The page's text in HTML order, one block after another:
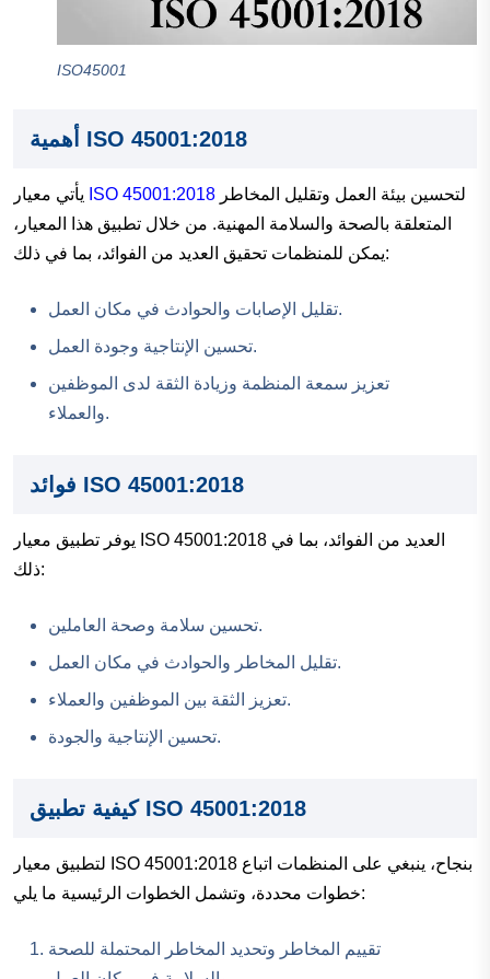
ISO45001
أهمية ISO 45001:2018
ISO 45001:2018
المتعلقة بالصحة والسلامة المهنية. من خلال تطبيق هذا المعيار،
يمكن للمنظمات تحقيق العديد من الفوائد، بما في ذلك:
تقليل الإصابات والحوادث في مكان العمل.
تحسين الإنتاجية وجودة العمل.
تعزيز سمعة المنظمة وزيادة الثقة لدى الموظفين
والعملاء.
فوائد ISO 45001:2018
يوفر تطبيق معيار ISO 45001:2018 العديد من الفوائد، بما في
ذلك:
تحسين سلامة وصحة العاملين.
تقليل المخاطر والحوادث في مكان العمل.
تعزيز الثقة بين الموظفين والعملاء.
تحسين الإنتاجية والجودة.
كيفية تطبيق ISO 45001:2018
لتطبيق معيار ISO 45001:2018 بنجاح، ينبغي على المنظمات اتباع
خطوات محددة، وتشمل الخطوات الرئيسية ما يلي:
تقييم المخاطر وتحديد المخاطر المحتملة للصحة